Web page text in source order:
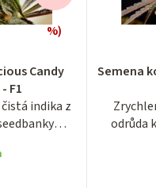
Candy
F1
indika z
%)
Semena
odrůda